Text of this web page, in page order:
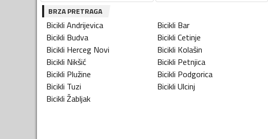
BRZA PRETRAGA
Bicikli Andrijevica Bicikli Bar
Bicikli Budva Bicikli Cetinje
Bicikli Herceg Novi Bicikli Kolašin
Bicikli Nikšić Bicikli Petnjica
Bicikli Plužine Bicikli Podgorica
Bicikli Tuzi Bicikli Ulcinj
Bicikli Žabljak